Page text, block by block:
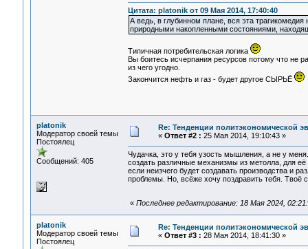
Цитата: platonik от 09 Мая 2014, 17:40:40
А ведь, в глубинном плане, вся эта
природными накопленными состояниями,
Типичная потребительская логика
Вы боитесь исчерпания ресурсов потому что не
из чего угодно.
Закончится нефть и газ - будет другое СЫРЬЁ
platonik
Модератор своей темы
Постоялец
Сообщений: 405
Re: Тенденции политэкономической
« Ответ #2 : 25 Мая 2014, 19:10:43 »
Чудачка, это у тебя узость мышления, а не у
создать различные механизмы из метолла, для её
если неизчего будет создавать производства и
проблемы. Но, всёже хочу поздравить тебя. Твоё
« Последнее редактирование: 18 Мая 2024,
platonik
Модератор своей темы
Постоялец
Re: Тенденции политэкономической
« Ответ #3 : 28 Мая 2014, 18:41:30 »